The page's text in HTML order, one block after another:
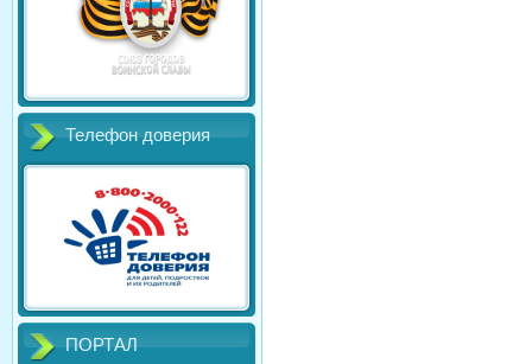
Телефон доверия
ПОРТАЛ